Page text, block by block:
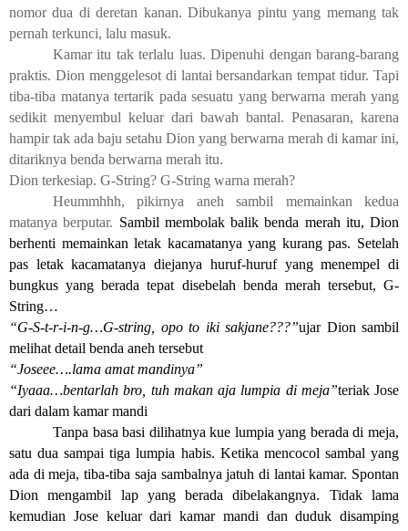
nomor dua di deretan kanan. Dibukanya pintu yang memang tak
pernah terkunci, lalu masuk.
Kamar itu tak terlalu luas. Dipenuhi dengan barang-barang
praktis. Dion menggelesot di lantai bersandarkan tempat tidur. Tapi
tiba-tiba matanya tertarik pada sesuatu yang berwarna merah yang
sedikit menyembul keluar dari bawah bantal. Penasaran, karena
hampir tak ada baju setahu Dion yang berwarna merah di kamar ini,
ditariknya benda berwarna merah itu.
Dion terkesiap. G-String? G-String warna merah?
Heummhhh, pikirnya aneh sambil memainkan kedua
matanya berputar. Sambil membolak balik benda merah itu, Dion
berhenti memainkan letak kacamatanya yang kurang pas. Setelah
pas letak kacamatanya diejanya huruf-huruf yang menempel di
bungkus yang berada tepat disebelah benda merah tersebut, G-
String…
“G-S-t-r-i-n-g…G-string, opo to iki sakjane???”ujar Dion sambil
melihat detail benda aneh tersebut
“Joseee….lama amat mandinya”
“Iyaaa…bentarlah bro, tuh makan aja lumpia di meja”teriak Jose
dari dalam kamar mandi
Tanpa basa basi dilihatnya kue lumpia yang berada di meja,
satu dua sampai tiga lumpia habis. Ketika mencocol sambal yang
ada di meja, tiba-tiba saja sambalnya jatuh di lantai kamar. Spontan
Dion mengambil lap yang berada dibelakangnya. Tidak lama
kemudian Jose keluar dari kamar mandi dan duduk disamping